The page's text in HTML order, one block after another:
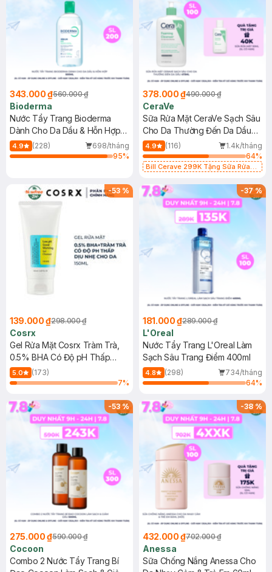
343.000 ₫560.000 ₫
Bioderma
Nước Tẩy Trang Bioderma
Dành Cho Da Dầu & Hỗn Hợp
500ml
4.9 (228)
698/tháng
95%
378.000 ₫490.000 ₫
CeraVe
Sữa Rửa Mặt CeraVe Sạch Sâu
Cho Da Thường Đến Da Dầu
473ml
4.9 (116)
1.4k/tháng
64%
Bill Cerave 299K Tặng Sữa Rửa
-53 %
139.000 ₫298.000 ₫
Cosrx
Gel Rửa Mặt Cosrx Tràm Trà,
0.5% BHA Có Độ pH Thấp
150ml
5.0
(173)
7%
-37%
181.000 ₫289.000 ₫
L'Oreal
Nước Tẩy Trang L'Oreal Làm
Sạch Sâu Trang Điểm 400ml
4.8 (298)
734/tháng
64%
-53%
275.000 ₫590.000 ₫
Cocoon
Combo 2 Nước Tẩy Trang Bí
-38%
432.000 ₫702.000 ₫
Anessa
Sữa Chống Nắng Anessa Cho